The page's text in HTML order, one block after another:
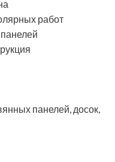
работ
панелей, досок,